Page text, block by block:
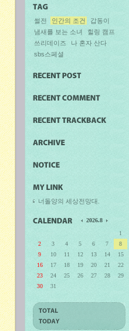
썰전 인간의 조건
갑동이
냄새를 보는 소녀
힐링 캠프
쓰리데이즈
나 혼자 산다
sbs스페셜
너돌양의 세상전망대.
2026.8
1
2
3 4 5 6 7
8
9
10 11 12 13 14
15
16
17 18 19 20 21
22
23
24 25 26 27 28
29
30
31